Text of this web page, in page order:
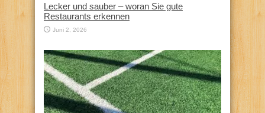
Lecker und sauber – woran Sie gute
Restaurants erkennen
Juni 2, 2026